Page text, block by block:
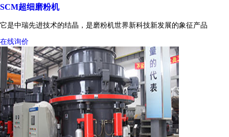
SCM超细磨粉机
它是中瑞先进技术的结晶，是磨粉机世界新科技新发展的象征产品
在线询价